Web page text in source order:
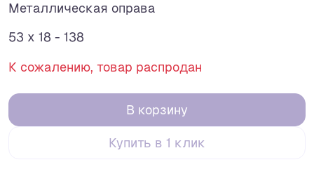
Металлическая оправа
53 x 18 - 138
К сожалению, товар распродан
В корзину
Купить в 1 клик